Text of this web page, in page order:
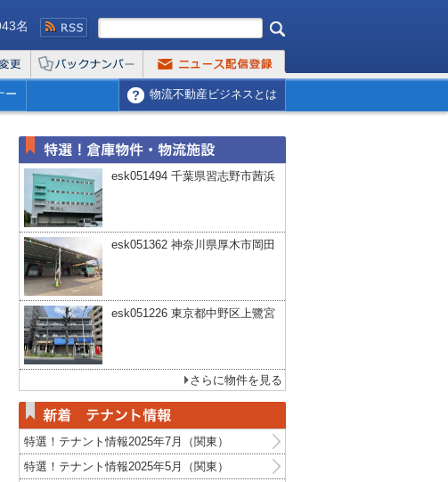
名
ー 物流不動産ビジネスとは
esk051494 千葉県習志野市茜浜
esk051362 神奈川県厚木市岡田
esk051226 東京都中野区上鷺宮
さらに物件を見る
特選！テナント情報2025年7月（関東）
特選！テナント情報2025年5月（関東）